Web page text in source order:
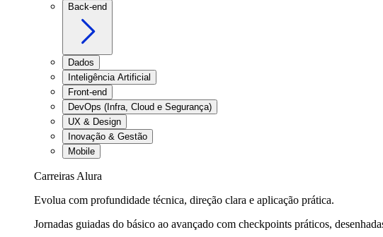
Back-end
Dados
Inteligência Artificial
Front-end
DevOps (Infra, Cloud e Segurança)
UX & Design
Inovação & Gestão
Mobile
Carreiras Alura
Evolua com profundidade técnica, direção clara e aplicação prática.
Jornadas guiadas do básico ao avançado com checkpoints práticos,